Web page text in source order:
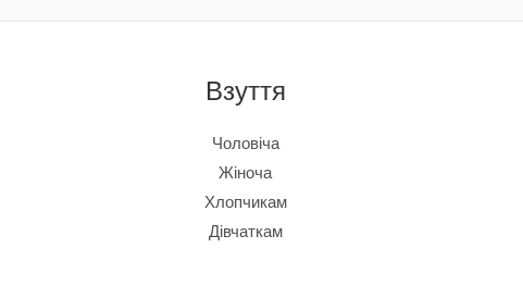
Взуття
Чоловіча
Жіноча
Хлопчикам
Дівчаткам